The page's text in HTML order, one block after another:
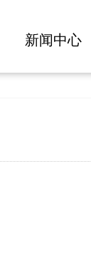
新闻中心